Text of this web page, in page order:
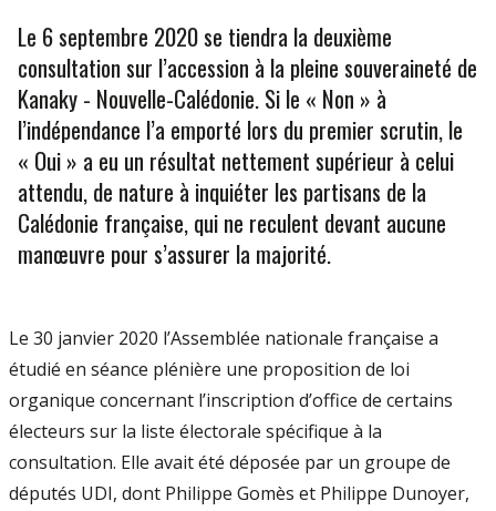
Le 6 septembre 2020 se tiendra la deuxième
consultation sur l’accession à la pleine souveraineté de
Kanaky - Nouvelle-Calédonie. Si le « Non » à
l’indépendance l’a emporté lors du premier scrutin, le
« Oui » a eu un résultat nettement supérieur à celui
attendu, de nature à inquiéter les partisans de la
Calédonie française, qui ne reculent devant aucune
manœuvre pour s’assurer la majorité.
Le 30 janvier 2020 l’Assemblée nationale française a
étudié en séance plénière une proposition de loi
organique concernant l’inscription d’office de certains
électeurs sur la liste électorale spécifique à la
consultation. Elle avait été déposée par un groupe de
députés UDI, dont Philippe Gomès et Philippe Dunoyer,